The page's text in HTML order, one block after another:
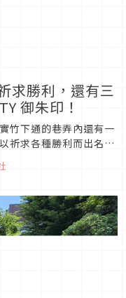
求勝利，還有三
御朱印！
竹下通的巷弄內還有一
祈求各種勝利而出名，
的神社。